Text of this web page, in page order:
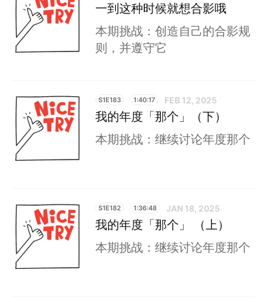
一到这种时候就想合影哦
本期挑战：创造自己的合影规
则，并遵守它
S1E183 1:40:17 FEB 12, 2025
我的年度「那个」（下）
本期挑战：继续讨论年度那个
S1E182 1:36:48 JAN 18, 2025
我的年度「那个」 （上）
本期挑战：继续讨论年度那个